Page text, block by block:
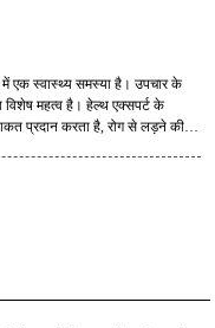
एक स्वास्थ्य समस्या है। उपचार के
महत्व है। हेल्थ एक्सपर्ट के
प्रदान करता है, रोग से लड़ने की